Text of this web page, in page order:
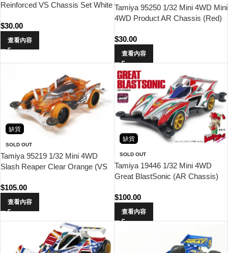
Reinforced VS Chassis Set White
$30.00
查看內容
Tamiya 95250 1/32 Mini 4WD Mini
4WD Product AR Chassis (Red)
$30.00
查看內容
缺貨
SOLD OUT
Tamiya 95219 1/32 Mini 4WD
Slash Reaper Clear Orange (VS
$105.00
查看內容
缺貨
SOLD OUT
Tamiya 19446 1/32 Mini 4WD
Great BlastSonic (AR Chassis)
$100.00
查看內容